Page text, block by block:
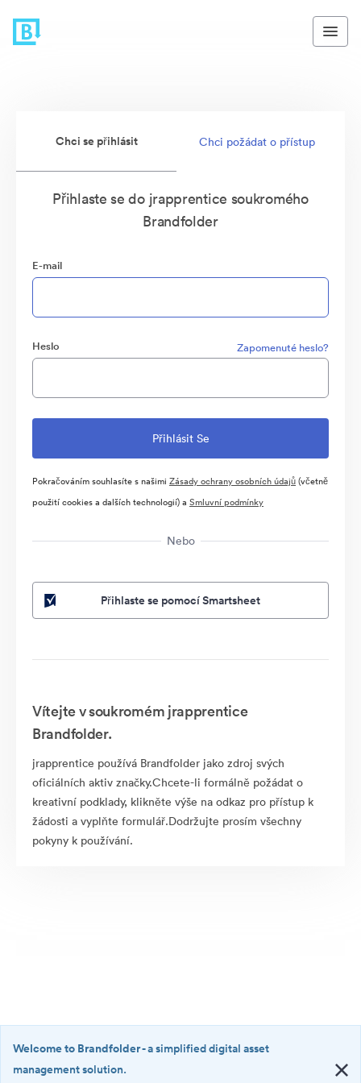
Chci se přihlásit Chci požádat o přístup
Přihlaste se do jrapprentice soukromého
Brandfolder
E-mail
Heslo Zapomenuté heslo?
Pokračováním souhlasíte s našimi Zásady ochrany osobních údajů(včetně
použití cookies a dalších technologií) a Smluvní podmínky
Nebo
Přihlaste se pomocí Smartsheet
Vítejte v soukromém jrapprentice
Brandfolder.
jrapprentice používá Brandfolder jako zdroj svých
oficiálních aktiv značky.Chcete-li formálně požádat o
kreativní podklady, klikněte výše na odkaz pro přístup k
žádosti a vyplňte formulář.Dodržujte prosím všechny
pokyny k používání.
Welcome to Brandfolder- a simplified digital asset
management solution.